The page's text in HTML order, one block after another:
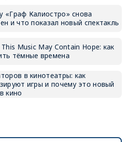
«Граф Калиостро» снова
и что показал новый спектакль
This Music May Contain Hope: как
тёмные времена
в кинотеатры: как
игры и почему это новый
кино